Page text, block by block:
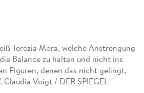
Terézia Mora, welche Anstrengung
Balance zu halten und nicht ins
Figuren, denen das nicht gelingt,
Voigt / DER SPIEGEL